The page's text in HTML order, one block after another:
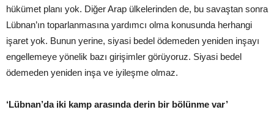
hükümet planı yok. Diğer Arap ülkelerinden de, bu savaştan sonra
Lübnan’ın toparlanmasına yardımcı olma konusunda herhangi
işaret yok. Bunun yerine, siyasi bedel ödemeden yeniden inşayı
engellemeye yönelik bazı girişimler görüyoruz. Siyasi bedel
ödemeden yeniden inşa ve iyileşme olmaz.
‘Lübnan’da iki kamp arasında derin bir bölünme var’